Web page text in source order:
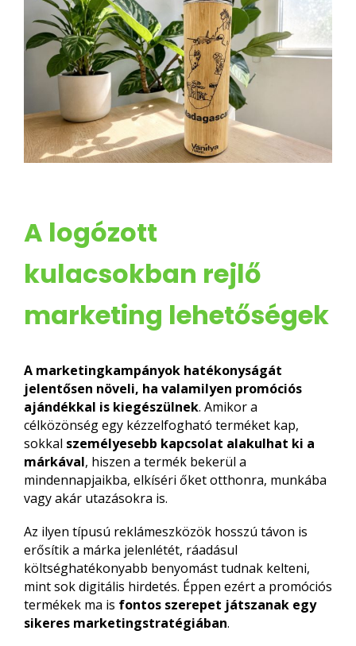
A logózott
kulacsokban rejlő
marketing lehetőségek
A marketingkampányok hatékonyságát
jelentősen növeli, ha valamilyen promóciós
ajándékkal is kiegészülnek. Amikor a
célközönség egy kézzelfogható terméket kap,
sokkal személyesebb kapcsolat alakulhat ki a
márkával, hiszen a termék bekerül a
mindennapjaikba, elkíséri őket otthonra, munkába
vagy akár utazásokra is.
Az ilyen típusú reklámeszközök hosszú távon is
erősítik a márka jelenlétét, ráadásul
költséghatékonyabb benyomást tudnak kelteni,
mint sok digitális hirdetés. Éppen ezért a promóciós
termékek ma is fontos szerepet játszanak egy
sikeres marketingstratégiában.